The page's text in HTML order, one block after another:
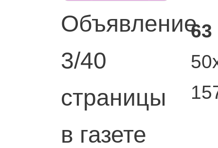
Объявление
3/40
страницы
в газете